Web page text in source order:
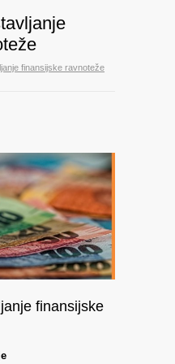
finansijske ravnoteže
finansijske